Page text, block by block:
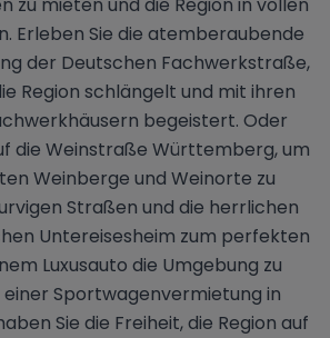
Erleben Sie die atemberaubende
der Deutschen Fachwerkstraße,
Region schlängelt und mit ihren
begeistert. Oder
die Weinstraße Württemberg, um
Weinberge und Weinorte zu
Straßen und die herrlichen
Untereisesheim zum perfekten
Luxusauto die Umgebung zu
einer Sportwagenvermietung in
Sie die Freiheit, die Region auf